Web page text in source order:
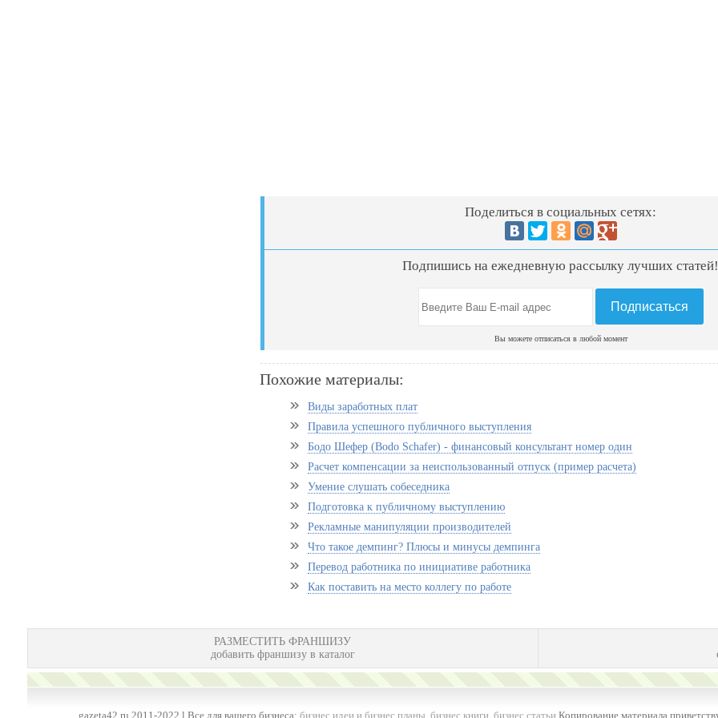
Поделиться в социальных сетях:
Подпишись на ежедневную рассылку лучших
Вы можете отписаться в любой момент
Похожие материалы:
Виды заработных плат
Правила успешного публичного выступления
Бодо Шефер (Bodo Schafer) - финансовый консультант номер один
Расчет компенсации за неиспользованный отпуск (пример расчета)
Умение слушать собеседника
Подготовка к публичному выступлению
Рекламные манипуляции производителей
Что такое демпинг? Плюсы и минусы демпинга
Перевод работника по инициативе работника
Как поставить на место коллегу по работе
РАЗМЕСТИТЬ ФРАНШИЗУ
добавить франшизу в каталог
gazeta42.ru 2011-2022 l Все для вашего бизнеса: бизнес идеи и бизнес планы бизнес книги, бизнес статьиКопирование материала